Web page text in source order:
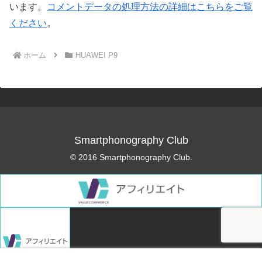
います。
コメントデータの処理方法の詳細はこちらをご覧
ください。
ホーム HUAWEI P9
Smartphonography Club
© 2016 Smartphonography Club.